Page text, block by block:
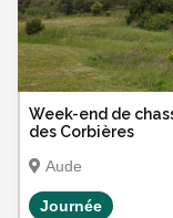
Week-end de
des Corbières
Aude
Journée